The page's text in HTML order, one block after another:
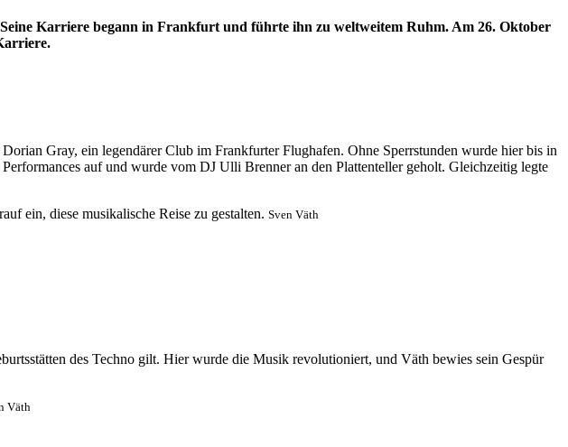
Karriere begann in Frankfurt und führte ihn zu weltweitem Ruhm. Am 26. Oktober
Gray, ein legendärer Club im Frankfurter Flughafen. Ohne Sperrstunden wurde hier bis in
auf und wurde vom DJ Ulli Brenner an den Plattenteller geholt. Gleichzeitig legte
ein, diese musikalische Reise zu gestalten. Sven Väth
des Techno gilt. Hier wurde die Musik revolutioniert, und Väth bewies sein Gespür
Väth